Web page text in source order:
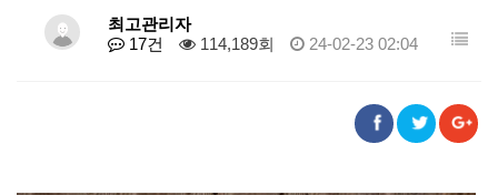
최고관리자
17건
114,189회 24-02-23 02:04